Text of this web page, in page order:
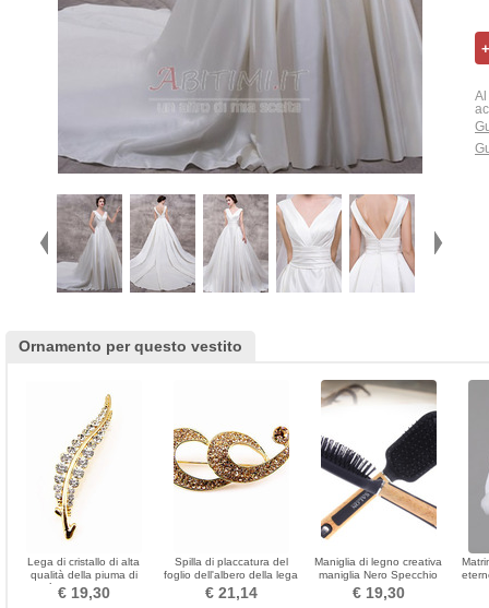
Al
Ornamento per questo vestito
Lega di cristallo di alta
qualità della piuma di
qualità Spilla superiore di
grado
€ 19,30
Spilla di placcatura del
foglio dell'albero della lega
della decorazione di vendita
calda di modo
€ 21,14
Maniglia di legno creativa
maniglia Nero Specchio
massaggio all'ingrosso di
massaggio
€ 19,30